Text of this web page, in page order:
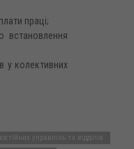
праці;
встановлення
у колективних
управлінь та відділів